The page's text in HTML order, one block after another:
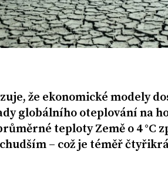
že ekonomické modely
globálního oteplování na
teploty Země o 4 °C
chudším – což je téměř